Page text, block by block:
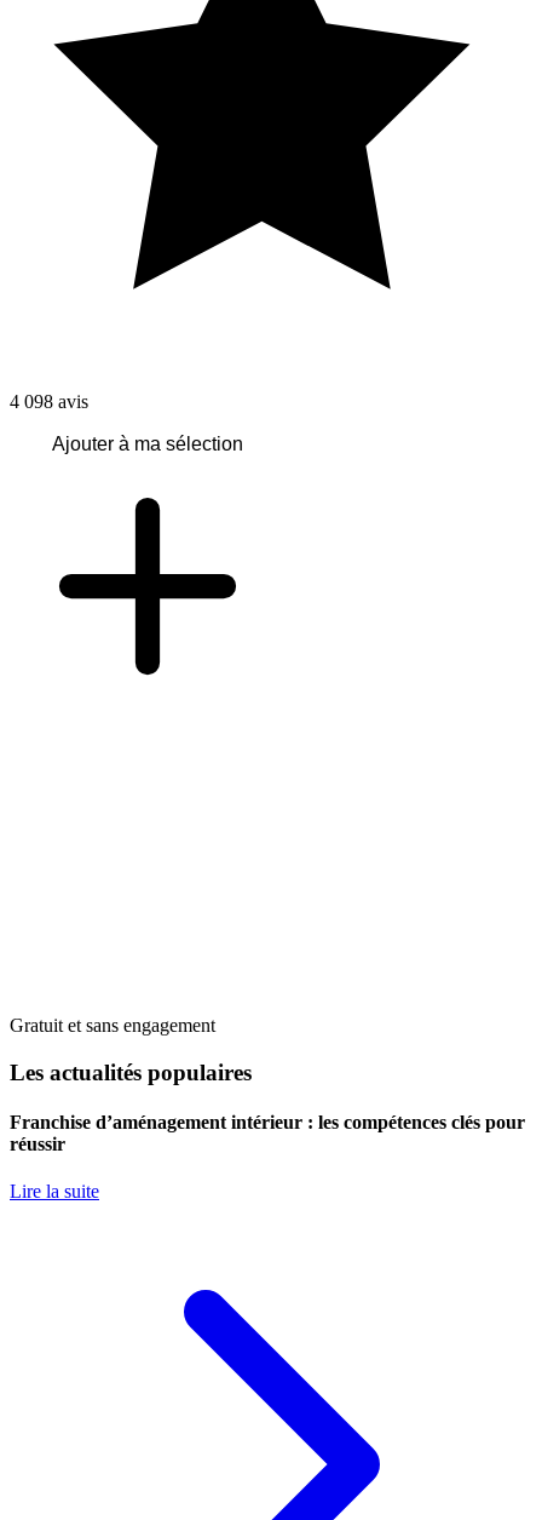
4 098 avis
Ajouter à ma sélection
Gratuit et sans engagement
Les actualités populaires
Franchise d’aménagement intérieur : les compétences clés pour
réussir
Lire la suite